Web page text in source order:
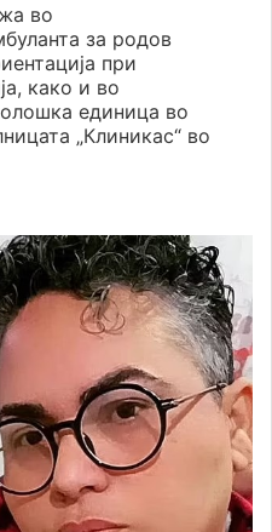
во
за родов
при
како и во
единица во
„Клиникас“ во